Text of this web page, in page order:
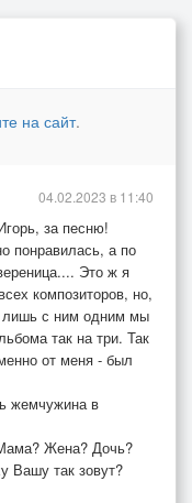
на сайт.
за песню!
понравилась, а по
Это ж я
композиторов, но,
лишь с ним одним мы
так на три. Так
от меня - был
жемчужина в
Жена? Дочь?
Вашу так зовут?
04.02.2023 в 11:40